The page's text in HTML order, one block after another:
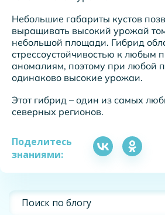
Небольшие габариты кустов
выращивать высокий урожай
небольшой площади. Гибрид
стрессоустойчивостью к любым
аномалиям, поэтому при любой
одинаково высокие урожаи.
Этот гибрид – один из самых
северных регионов.
Поделитесь
знаниями: